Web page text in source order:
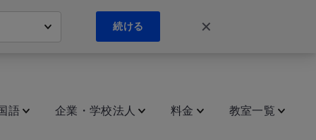
続ける ✕
語 企業・学校法人 料金 教室一覧